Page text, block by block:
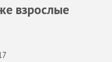
взрослые